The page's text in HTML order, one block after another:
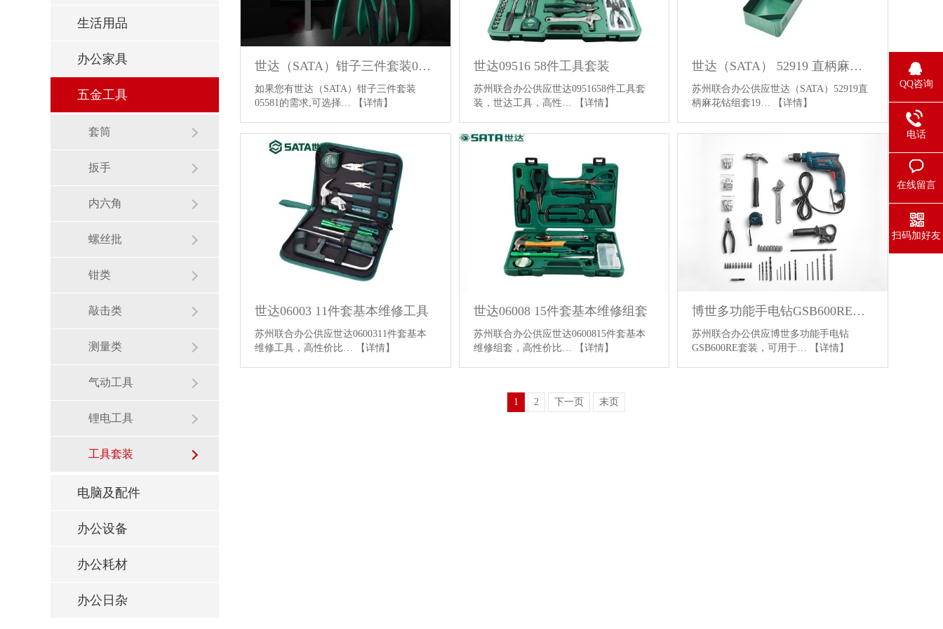
生活用品
办公家具
五金工具
套筒
扳手
内六角
螺丝批
钳类
敲击类
测量类
气动工具
锂电工具
工具套装
电脑及配件
办公设备
办公耗材
办公日杂
世达（SATA）钳子三件套装05581
如果您有世达（SATA）钳子三件套装
05581的需求,可选择…
【详情】
世达09516 58件工具套装
苏州联合办公供应世达0951658件工具套
装，世达工具，高性…
【详情】
世达（SATA） 52919 直柄麻花钻组套 19件 高速钢
苏州联合办公供应世达（SATA）52919直
柄麻花钻组套19…
【详情】
世达06003 11件套基本维修工具
苏州联合办公供应世达0600311件套基本
维修工具，高性价比…
【详情】
世达06008 15件套基本维修组套
苏州联合办公供应世达0600815件套基本
维修组套，高性价比…
【详情】
博世多功能手电钻GSB600RE套装
苏州联合办公供应博世多功能手电钻
GSB600RE套装，可用于…
【详情】
1 2 下一页 末页
QQ咨询
电话
在线留言
扫码加好友